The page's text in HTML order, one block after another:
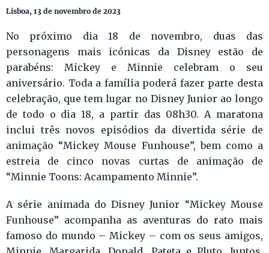
Lisboa, 13 de novembro de 2023
No próximo dia 18 de novembro, duas das
personagens mais icónicas da Disney estão de
parabéns: Mickey e Minnie celebram o seu
aniversário. Toda a família poderá fazer parte desta
celebração, que tem lugar no Disney Junior ao longo
de todo o dia 18, a partir das 08h30. A maratona
inclui três novos episódios da divertida série de
animação “Mickey Mouse Funhouse”, bem como a
estreia de cinco novas curtas de animação de
“Minnie Toons: Acampamento Minnie”.
A série animada do Disney Junior “Mickey Mouse
Funhouse” acompanha as aventuras do rato mais
famoso do mundo – Mickey – com os seus amigos,